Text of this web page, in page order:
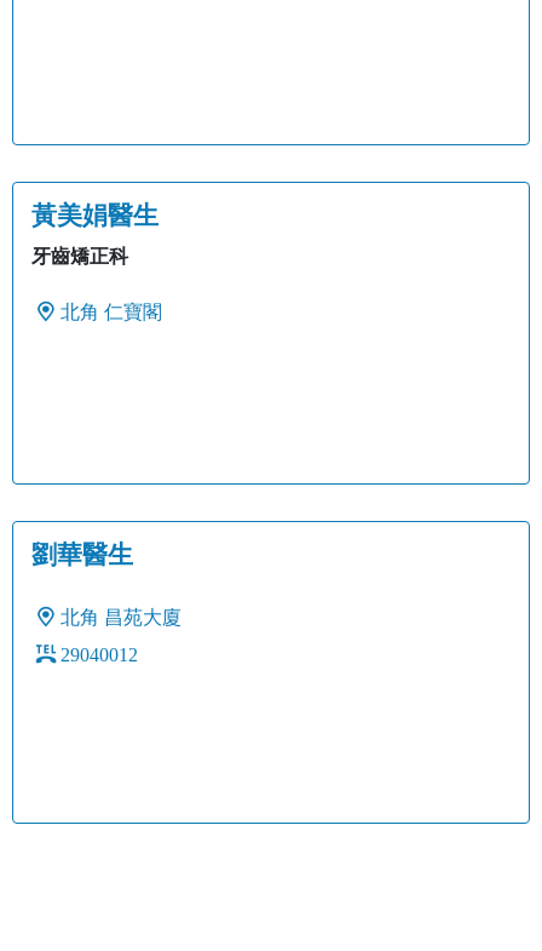
黃美娟醫生
牙齒矯正科
北角 仁寶閣
劉華醫生
北角 昌苑大廈
29040012